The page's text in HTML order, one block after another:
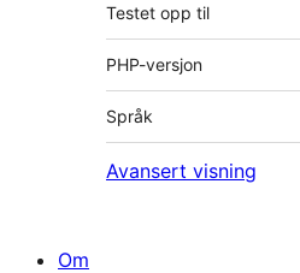
Testet opp til
PHP-versjon
Språk
Avansert visning
Om